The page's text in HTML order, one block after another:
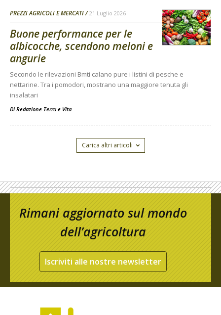
PREZZI AGRICOLI E MERCATI 21 Luglio 2026
Buone performance per le
albicocche, scendono meloni e
angurie
Secondo le rilevazioni Bmti calano pure i listini di pesche e
nettarine. Tra i pomodori, mostrano una maggiore tenuta gli
insalatari
Di Redazione Terra e Vita
Carica altri articoli
Rimani aggiornato sul mondo
dell’agricoltura
Iscriviti alle nostre newsletter